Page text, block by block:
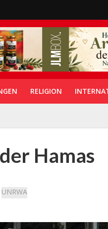
RELIGION
Hamas
UNRWA